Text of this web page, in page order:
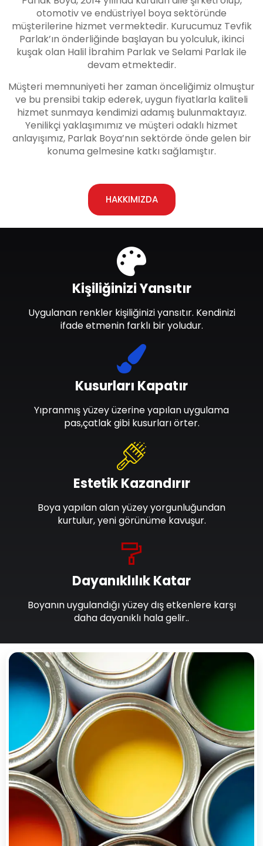
otomotiv ve endüstriyel boya sektöründe
müşterilerine hizmet vermektedir. Kurucumuz Tevfik
Parlak’ın önderliğinde başlayan bu yolculuk, ikinci
kuşak olan Halil İbrahim Parlak ve Selami Parlak ile
devam etmektedir.
Müşteri memnuniyeti her zaman önceliğimiz olmuştur
ve bu prensibi takip ederek, uygun fiyatlarla kaliteli
hizmet sunmaya kendimizi adamış bulunmaktayız.
Yenilikçi yaklaşımımız ve müşteri odaklı hizmet
anlayışımız, Parlak Boya’nın sektörde önde gelen bir
konuma gelmesine katkı sağlamıştır.
HAKKIMIZDA
Dayanıklılık Katar
Boyanın uygulandığı yüzey dış etkenlere karşı
daha dayanıklı hala gelir..
Estetik Kazandırır
Boya yapılan alan yüzey yorgunluğundan
kurtulur, yeni görünüme kavuşur.
Kusurları Kapatır
Yıpranmış yüzey üzerine yapılan uygulama
pas,çatlak gibi kusurları örter.
Kişiliğinizi Yansıtır
Uygulanan renkler kişiliğinizi yansıtır. Kendinizi
ifade etmenin farklı bir yoludur.